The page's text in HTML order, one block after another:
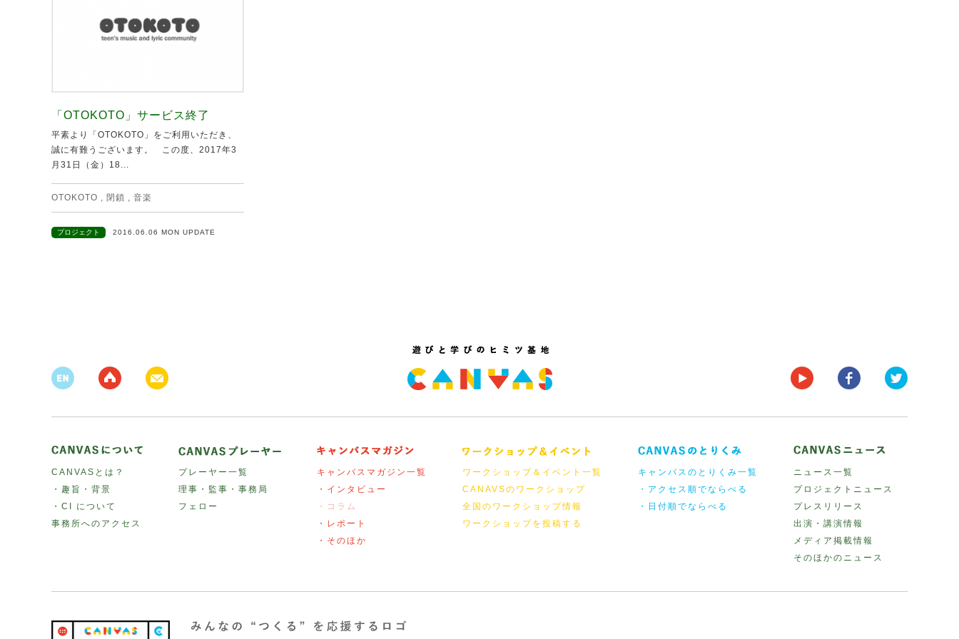
「OTOKOTO」サービス終了
平素より「OTOKOTO」をご利用いただき、
誠に有難うございます。 この度、2017年3
月31日（金）18...
OTOKOTO , 閉鎖 , 音楽
プロジェクト 2016.06.06 MON UPDATE
CANVASとは？
・趣旨・背景
・CI について
事務所へのアクセス
プレーヤー一覧
理事・監事・事務局
フェロー
キャンバスマガジン一覧
・インタビュー
・コラム
・レポート
・そのほか
ワークショップ＆イベント一覧
CANAVSのワークショップ
全国のワークショップ情報
ワークショップを投稿する
キャンバスのとりくみ一覧
・アクセス順でならべる
・日付順でならべる
ニュース一覧
プロジェクトニュース
プレスリリース
出演・講演情報
メディア掲載情報
そのほかのニュース